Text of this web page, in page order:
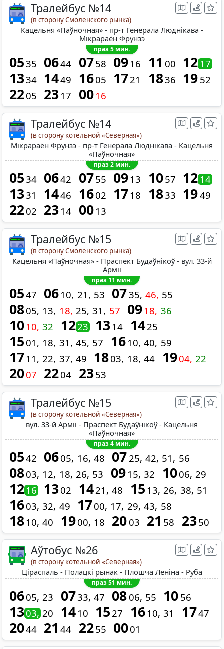
Тралейбус №14
(в сторону Смоленского рынка)
Кацельня «Паўночная» - пр-т Генерала Люднікава -
Мікрараён Фрунзэ
праз 5 мин.
0535 0644 0758 09 16 11 00 12 17
1334 1449 1605 1721 1836 19 52
2205 23 17 00 16
Тралейбус №14
(в сторону котельной «Северная»)
Мікрараён Фрунзэ - пр-т Генерала Люднікава - Кацельня
«Паўночная»
праз 2 мин.
0534 0642 0755 09 13 1057 12 14
1331 1446 1602 17 18 1833 1949
2202 23 14 00 13
Тралейбус №15
(в сторону Смоленского рынка)
Кацельня «Паўночная» - Праспект Будаўнікоў - вул. 33-й
Арміі
праз 11 мин.
0547 06 10 21 53 0735 46 55
0805 13 18 25 31 57 09 18 36
10 10 32 1223 13 14 1425
15 01 18 31 45 57 16 10 40 59
17 11 22 37 49 1803 18 44 1904 22
2007 2204 2353
Тралейбус №15
(в сторону котельной «Северная»)
вул. 33-й Арміі - Праспект Будаўнікоў - Кацельня
«Паўночная»
праз 4 мин.
0542 0605 16 48 0725 42 51 56
0803 12 18 26 53 09 15 32 1006 29
12 16 1302 1421 48 15 13 26 38 51
1603 32 49 1700 17 29 43 58
18 10 40 1900 18 20 03 21 58 2350
Аўтобус №26
(в сторону котельной «Северная»)
Ціраспаль - Полацкі рынак - Плошча Леніна - Руба
праз 51 мин.
0605 23 0733 47 08 06 55 10 56
1303 20 14 10 1527 16 10 31 1747
2044 21 44 2255 0001